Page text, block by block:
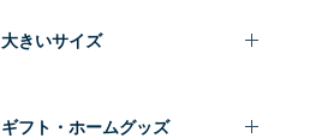
大きいサイズ
ギフト・ホームグッズ